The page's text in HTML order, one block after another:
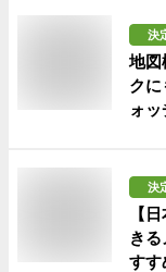
決
地図
クに
ォ
決
【
き
すす